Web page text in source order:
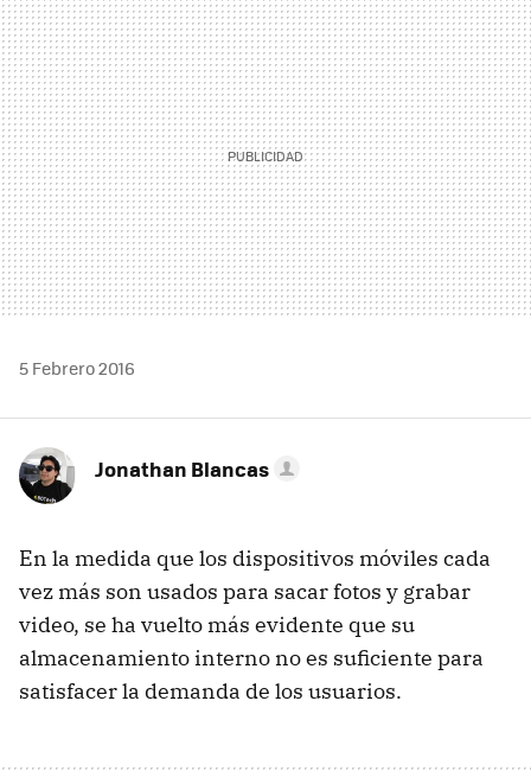
MAIL
5 Febrero 2016
Jonathan Blancas
En la medida que los dispositivos móviles cada
vez más son usados para sacar fotos y grabar
video, se ha vuelto más evidente que su
almacenamiento interno no es suficiente para
satisfacer la demanda de los usuarios.